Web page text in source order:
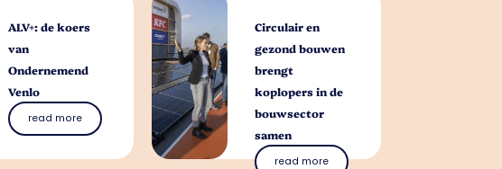
ALV+: de koers
van
Ondernemend
Venlo
read more
Circulair en
gezond bouwen
brengt
koplopers in de
bouwsector
samen
read more